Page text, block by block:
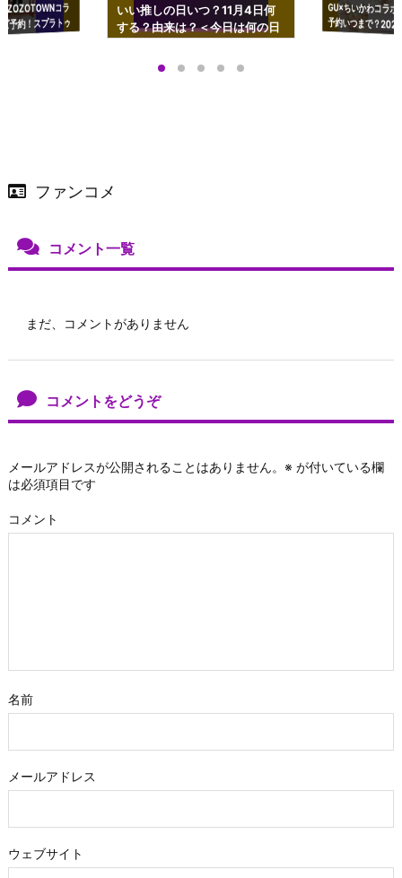
コラ
予約！スプラトゥ
ップも渋谷Hz
いい推しの日いつ？11月4日何
する？由来は？＜今日は何の日
GU×ちいかわコラ
予約いつまで？
ーチやショルダー
ファンコメ
コメント一覧
まだ、コメントがありません
コメントをどうぞ
メールアドレスが公開されることはありません。 ※ が付いている欄
は必須項目です
コメント
名前
メールアドレス
ウェブサイト